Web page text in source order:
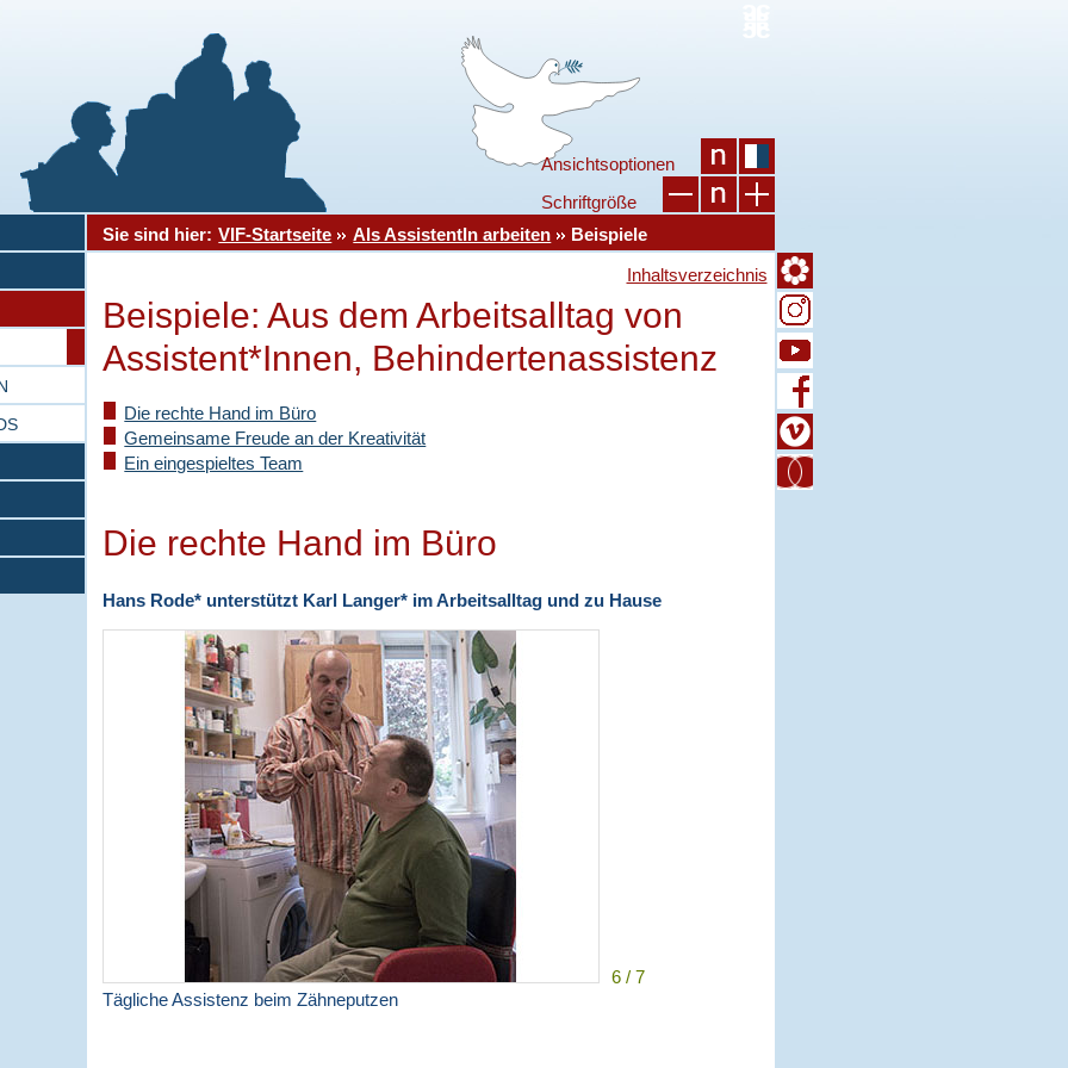
Ansichtsoptionen
Schriftgröße
Sie sind hier: VIF-Startseite Als AssistentIn arbeiten Beispiele
Inhaltsverzeichnis
Beispiele: Aus dem Arbeitsalltag von
Assistent*Innen, Behindertenassistenz
Die rechte Hand im Büro
Gemeinsame Freude an der Kreativität
Ein eingespieltes Team
Die rechte Hand im Büro
Hans Rode* unterstützt Karl Langer* im Arbeitsalltag und zu Hause
6 / 7
Tägliche Assistenz beim Zähneputzen